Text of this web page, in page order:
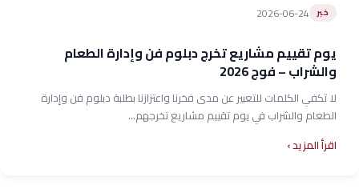
خبر 2026-06-24
يوم تقييم مشاريع تخرج دبلوم فن وإدارة الطعام
والشراب – فوج 2026
لا تكفي الكلمات للتعبير عن مدى فخرنا واعتزازنا بطلبة دبلوم فن وإدارة
الطعام والشراب في يوم تقييم مشاريع تخرجهم...
اقرأ المزيد